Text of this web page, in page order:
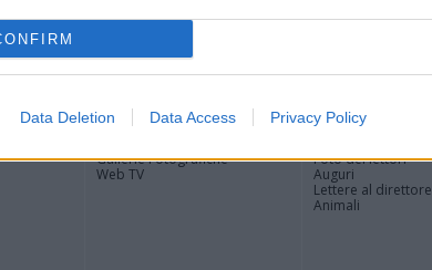
Data Deletion Data Access Privacy Policy
Registrati Redazione Invia notizia Feed RSS Facebook
Gallerie Fotografiche
Web TV
Foto dei lettori
Auguri
Lettere al direttore
Animali